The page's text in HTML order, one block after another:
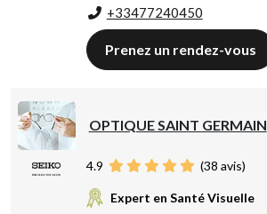
+33477240450
Prenez un rendez-vous
OPTIQUE SAINT GERMAIN
4.9 (38 avis)
Expert en Santé Visuelle